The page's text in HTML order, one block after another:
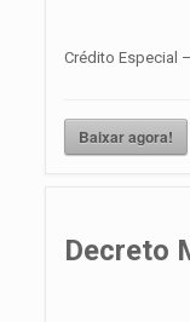
Crédito Especial
Baixar agora!
Decreto